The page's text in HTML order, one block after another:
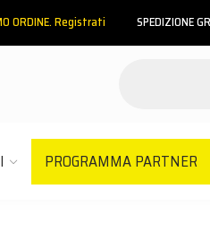
ORDINE. Registrati SPEDIZIONE
PROGRAMMA PARTNER